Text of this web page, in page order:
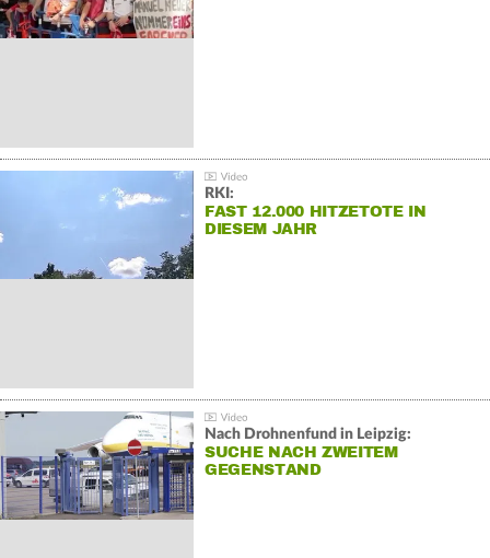
RKI:
FAST 12.000 HITZETOTE IN
DIESEM JAHR
Nach Drohnenfund in Leipzig:
SUCHE NACH ZWEITEM
GEGENSTAND